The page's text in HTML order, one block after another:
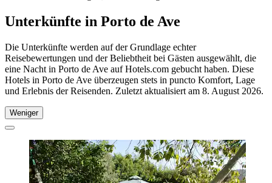
Unterkünfte in Porto de Ave
Die Unterkünfte werden auf der Grundlage echter
Reisebewertungen und der Beliebtheit bei Gästen ausgewählt, die
eine Nacht in Porto de Ave auf Hotels.com gebucht haben. Diese
Hotels in Porto de Ave überzeugen stets in puncto Komfort, Lage
und Erlebnis der Reisenden. Zuletzt aktualisiert am 8. August 2026.
Weniger